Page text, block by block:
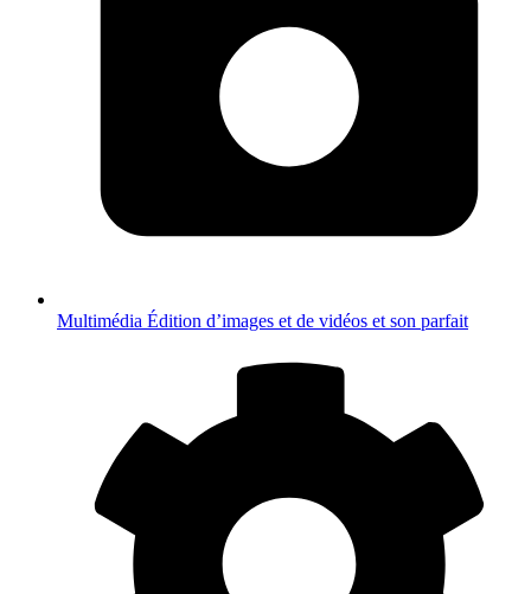
Multimédia Édition d’images et de vidéos et son parfait